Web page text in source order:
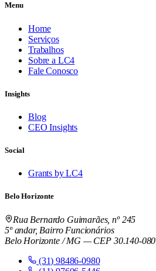
Menu
Home
Serviços
Trabalhos
Sobre a LC4
Fale Conosco
Insights
Blog
CEO Insights
Social
Grants by LC4
Belo Horizonte
Rua Bernardo Guimarães, nº 245
5º andar, Bairro Funcionários
Belo Horizonte / MG — CEP 30.140-080
(31) 98486-0980